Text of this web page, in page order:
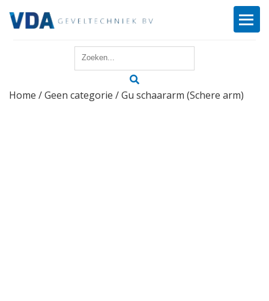
Reparatie
Home /Geen categorie / Gu schaararm (Schere arm)